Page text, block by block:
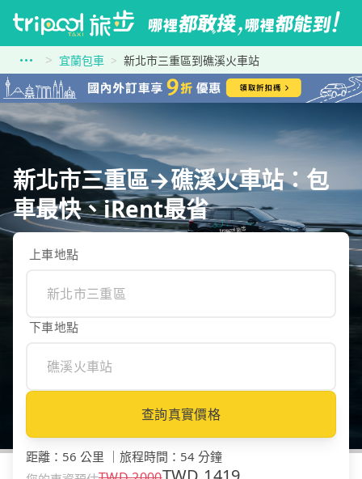
宜蘭包車 新北市三重區到礁溪火車站
新北市三重區→礁溪火車站：包
車最快、iRent最省
上車地點
下車地點
查詢真實價格
距離 ： 56 公里 ｜ 旅程時間 ： 54 分鐘